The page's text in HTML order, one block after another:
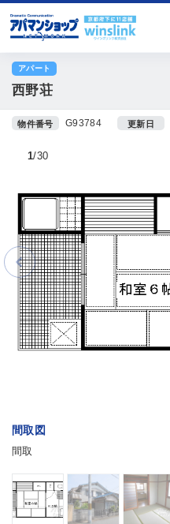
アパート
西野荘
物件番号 G93784 更新日
間取図
間取
1 30